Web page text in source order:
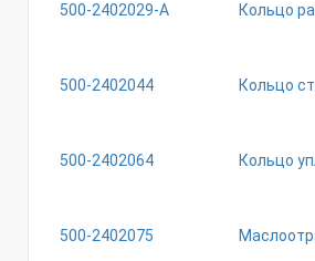
500-2402029-А Кольцо
500-2402044 Кольцо
500-2402064 Кольцо
500-2402075